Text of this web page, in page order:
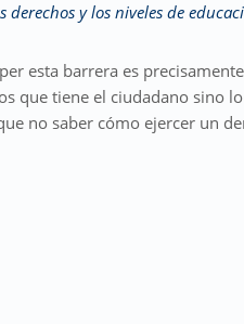
derechos y los niveles de
esta barrera es
que tiene el ciudadano sino
no saber cómo ejercer un